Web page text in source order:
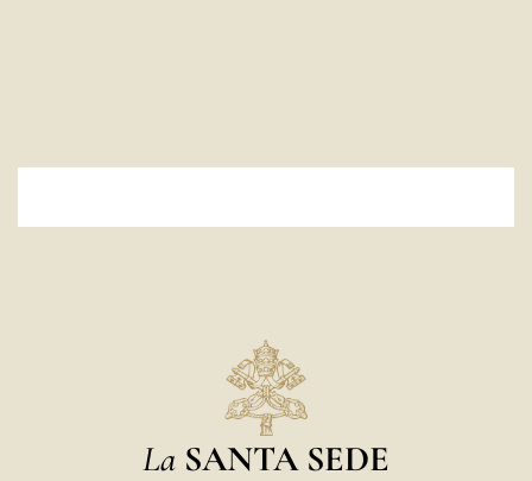
La SANTA SEDE